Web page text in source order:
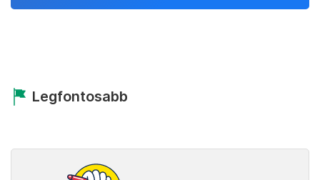
Legfontosabb